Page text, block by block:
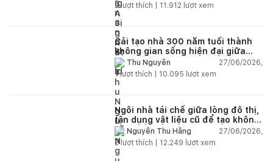
2lượt thích | 11.912 lượt xem
Cải tạo nhà 300 năm tuổi thành
không gian sống hiện đại giữa
thiên nhiên
Thu Nguyễn
27/06/2026,
1lượt thích | 10.095 lượt xem
Ngôi nhà tái chế giữa lòng đô thị,
tận dụng vật liệu cũ để tạo không
gian sống linh hoạt
Nguyễn Thu Hằng
27/06/2026,
2lượt thích | 12.249 lượt xem